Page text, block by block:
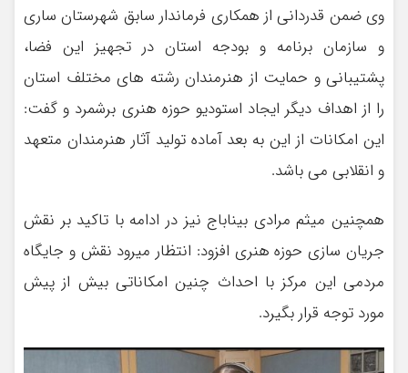
وی ضمن قدردانی از همکاری فرماندار سابق شهرستان ساری
و سازمان برنامه و بودجه استان در تجهیز این فضا،
پشتیبانی و حمایت از هنرمندان رشته های مختلف استان
را از اهداف دیگر ایجاد استودیو حوزه هنری برشمرد و گفت:
این امکانات از این به بعد آماده تولید آثار هنرمندان متعهد
و انقلابی می باشد.
همچنین میثم مرادی بیناباج نیز در ادامه با تاکید بر نقش
جریان سازی حوزه هنری افزود: انتظار میرود نقش و جایگاه
مردمی این مرکز با احداث چنین امکاناتی بیش از پیش
مورد توجه قرار بگیرد.